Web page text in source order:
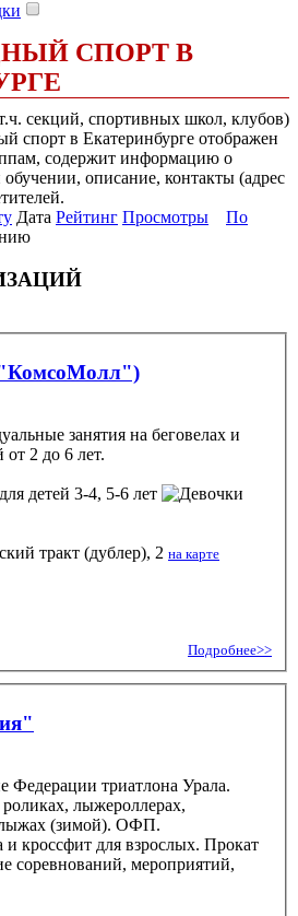
СПОРТ В
секций, спортивных школ, клубов)
спорт в Екатеринбурге отображен
содержит информацию о
обучении, описание, контакты (адрес
Дата Рейтинг Просмотры
По
занятия на беговелах и
от 2 до 6 лет.
для детей 3-4, 5-6 лет
тракт (дублер), 2 на карте
Подробнее>>
Федерации триатлона Урала.
роликах, лыжероллерах,
лыжах (зимой). ОФП.
и кроссфит для взрослых. Прокат
соревнований, мероприятий,